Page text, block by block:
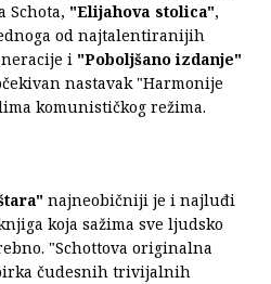
Schota, "Elijahova stolica",
od najtalentiranijih
i "Poboljšano izdanje"
nastavak "Harmonije
komunističkog režima.
najneobičniji je i najluđi
koja sažima sve ljudsko
"Schottova originalna
čudesnih trivijalnih